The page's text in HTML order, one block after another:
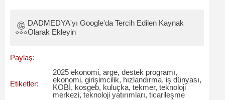
DADMEDYA'yı Google'da Tercih Edilen Kaynak
Olarak Ekleyin
Paylaş:
Etiketler:
2025 ekonomi, arge, destek programı,
ekonomi, girişimcilik, hızlandırma, iş dünyası,
KOBİ, kosgeb, kuluçka, tekmer, teknoloji
merkezi, teknoloji yatırımları, ticarileşme